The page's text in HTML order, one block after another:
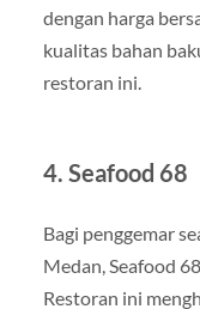
dengan harga
kualitas bahan
restoran ini.
4. Seafood 68
Bagi penggemar
Medan, Seafood
Restoran ini